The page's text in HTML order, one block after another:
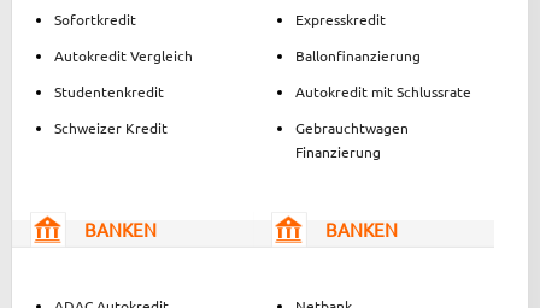
Sofortkredit
Autokredit Vergleich
Studentenkredit
Schweizer Kredit
Expresskredit
Ballonfinanzierung
Autokredit mit Schlussrate
Gebrauchtwagen
Finanzierung
BANKEN BANKEN